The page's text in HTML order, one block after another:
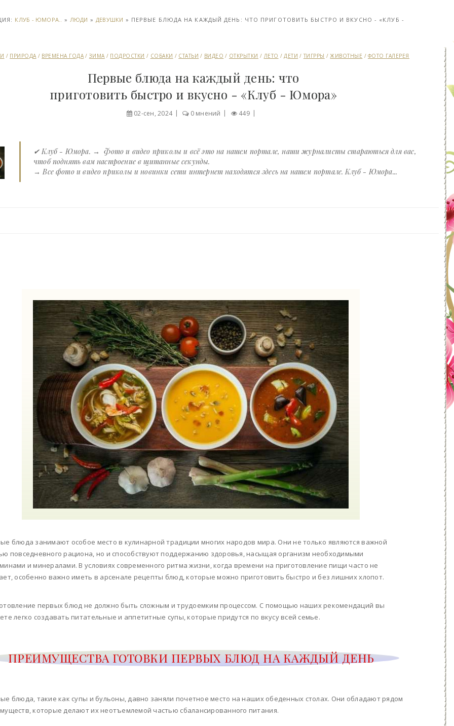
КЛУБ - ЮМОРА.. » ЛЮДИ »ДЕВУШКИ » ПЕРВЫЕ БЛЮДА НА КАЖДЫЙ ДЕНЬ: ЧТО ПРИГОТОВИТЬ БЫСТРО И ВКУСНО - «КЛУБ -
/ ПРИРОДА / ВРЕМЕНА ГОДА / ЗИМА / ПОДРОСТКИ / СОБАКИ / СТАТЬИ / ВИДЕО / ОТКРЫТКИ / ЛЕТО /ДЕТИ / ТИГРРЫ /ЖИВОТНЫЕ / ФОТО ГАЛЕРЕЯ
Первые блюда на каждый день: что
приготовить быстро и вкусно - «Клуб - Юмора»
02-сен, 2024 0 мнений 449
✔ Клуб - Юмора. → Фото и видео приколы и всё это на нашем портале, наши журналисты стараються для вас,
чтоб поднять вам настроение в щитанные секунды.
→ Все фото и видео приколы и новинки сети интернет находятся здесь на нашем портале. Клуб - Юмора...
блюда занимают особое место в кулинарной традиции многих народов мира. Они не только являются важной
повседневного рациона, но и способствуют поддержанию здоровья, насыщая организм необходимыми
и минералами. В условиях современного ритма жизни, когда времени на приготовление пищи часто не
особенно важно иметь в арсенале рецепты блюд, которые можно приготовить быстро и без лишних хлопот.
первых блюд не должно быть сложным и трудоемким процессом. С помощью наших рекомендаций вы
легко создавать питательные и аппетитные супы, которые придутся по вкусу всей семье.
ПРЕИМУЩЕСТВА ГОТОВКИ ПЕРВЫХ БЛЮД НА КАЖДЫЙ ДЕНЬ
блюда, такие как супы и бульоны, давно заняли почетное место на наших обеденных столах. Они обладают рядом
которые делают их неотъемлемой частью сбалансированного питания.